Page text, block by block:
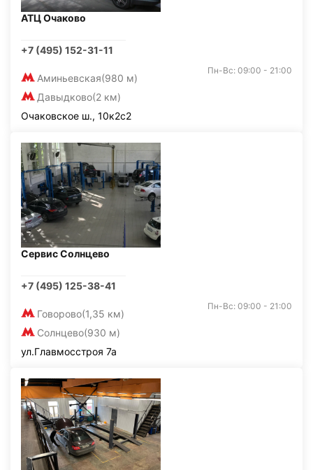
АТЦ Очаково
+7 (495) 152-31-11
Аминьевская(980 м)
Давыдково(2 км)
Пн-Вс: 09:00 - 21:00
Очаковское ш., 10к2с2
Сервис Солнцево
+7 (495) 125-38-41
Говорово(1,35 км)
Солнцево(930 м)
Пн-Вс: 09:00 - 21:00
ул.Главмосстроя 7а